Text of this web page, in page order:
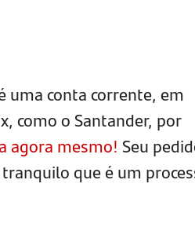
uma conta corrente, em
como o Santander, por
agora mesmo! Seu
que é um